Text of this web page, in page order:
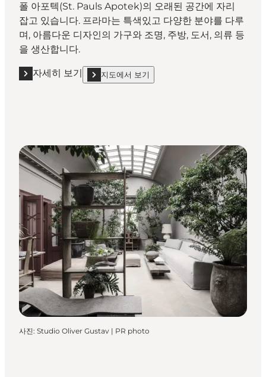
폴 아포텍(St. Pauls Apotek)의 오래된 공간에 자리
잡고 있습니다. 프라마는 특색있고 다양한 분야를 다루
며, 아름다운 디자인의 가구와 조명, 주방, 도서, 의류 등
을 생산합니다.
자세히 보기
자세히 보기 "프라마(Frama)"
지도에서 보기
show 프라마(Frama) on_map
사진: Studio Oliver Gustav | PR photo